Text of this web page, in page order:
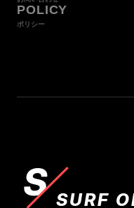
POLICY
ポリシー
S